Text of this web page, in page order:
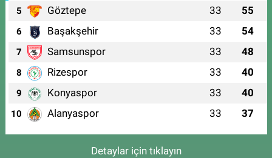
5 Göztepe 33 55
6 Başakşehir 33 54
7 Samsunspor 33 48
8 Rizespor 33 40
9 Konyaspor 33 40
10 Alanyaspor 33 37
Detaylar için tıklayın